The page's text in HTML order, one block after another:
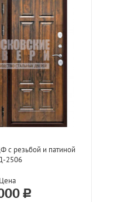
с резьбой и патиной
2506
Цена